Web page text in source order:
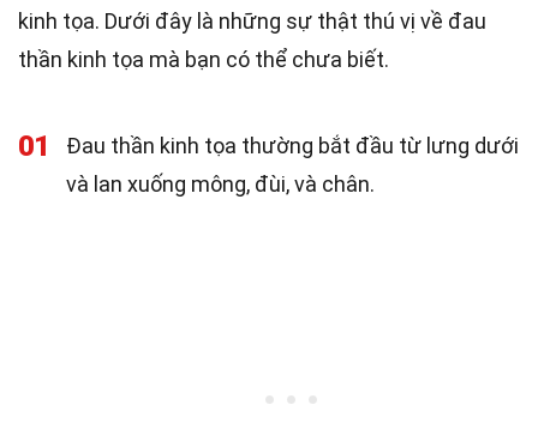
kinh tọa. Dưới đây là những sự thật thú vị về đau
thần kinh tọa mà bạn có thể chưa biết.
01
Đau thần kinh tọa thường bắt đầu từ lưng dưới
và lan xuống mông, đùi, và chân.